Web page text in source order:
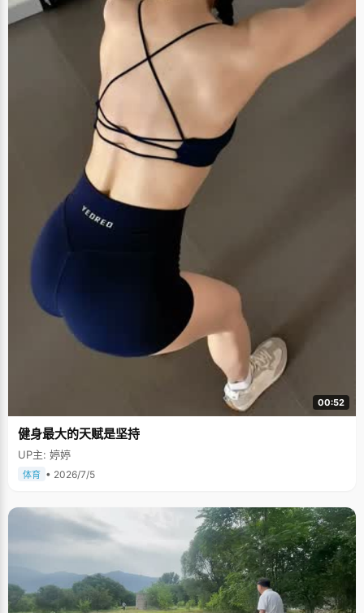
00:52
健身最大的天赋是坚持
UP主: 婷婷
体育 • 2026/7/5